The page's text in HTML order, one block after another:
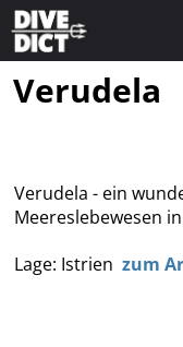
Verudela
Verudela - ein
Meereslebewesen
Lage: Istrienzum